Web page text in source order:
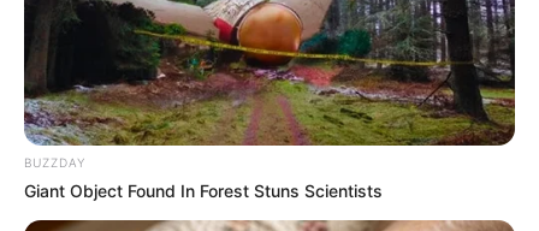
Publicada a Lista Final dos Classificados no Programa
Mais Saúde com Agente. —Foto/Reprodução
BUZZDAY
Giant Object Found In Forest Stuns Scientists